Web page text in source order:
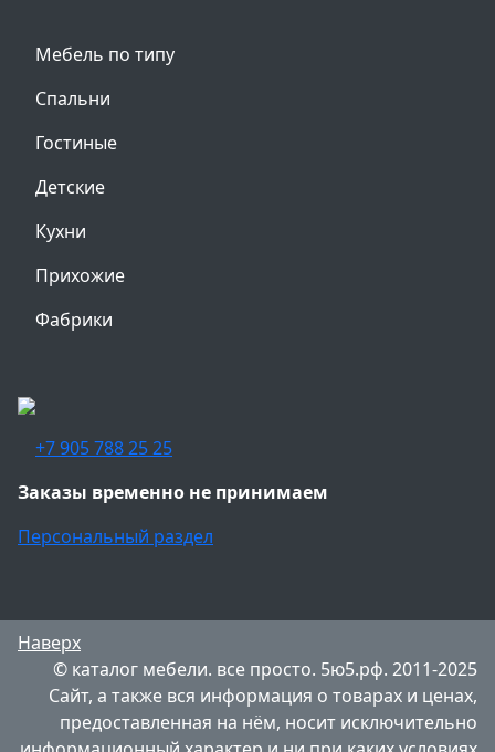
Мебель по типу
Спальни
Гостиные
Детские
Кухни
Прихожие
Фабрики
+7 905 788 25 25
Заказы временно не принимаем
Персональный раздел
Наверх
© каталог мебели. все просто. 5ю5.рф. 2011-2025
Сайт, а также вся информация о товарах и ценах,
предоставленная на нём, носит исключительно